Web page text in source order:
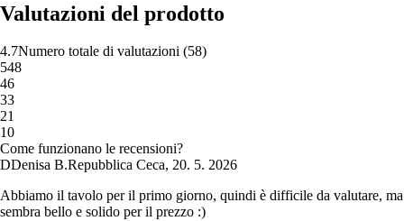
Valutazioni del prodotto
4.7Numero totale di valutazioni (58)
548
46
33
21
10
Come funzionano le recensioni?
DDenisa B.Repubblica Ceca, 20. 5. 2026
Abbiamo il tavolo per il primo giorno, quindi è difficile da valutare, ma
sembra bello e solido per il prezzo :)